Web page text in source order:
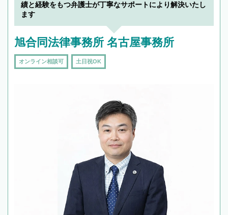
績と経験をもつ弁護士が丁寧なサポートにより解決いたし
ます
旭合同法律事務所 名古屋事務所
オンライン相談可 土日祝OK